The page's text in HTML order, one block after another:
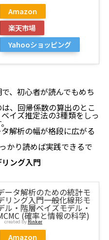
Amazon
楽天市場
Yahooショッピング
、初心者が読んでもめち
、回帰係数の算出のとこ
イズ推定法の3種類をしっ
解析の幅が格段に広がる
かり読めば実践できるで
ング入門
ータ解析のための統計モ
リング入門――一般化線形モ
ル・階層ベイズモデル・
(確率と情報の科学)
created byRinker
Amazon